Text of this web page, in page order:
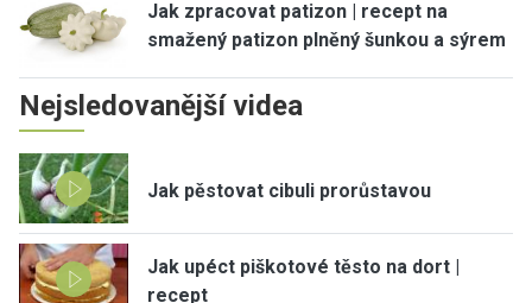
Jak zpracovat patizon | recept na
smažený patizon plněný šunkou a sýrem
Nejsledovanější videa
Jak pěstovat cibuli prorůstavou
Jak upéct piškotové těsto na dort |
recept